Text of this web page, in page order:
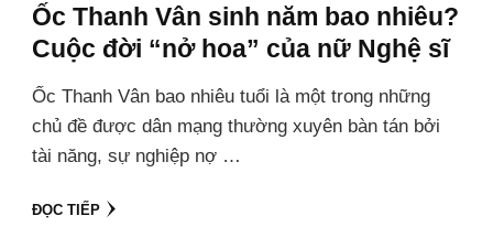
Ốc Thanh Vân sinh năm bao nhiêu?
Cuộc đời “nở hoa” của nữ Nghệ sĩ
Ốc Thanh Vân bao nhiêu tuổi là một trong những
chủ đề được dân mạng thường xuyên bàn tán bởi
tài năng, sự nghiệp nợ …
ĐỌC TIẾP